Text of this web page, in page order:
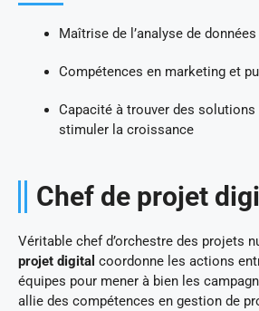
Maîtrise de l’analyse de données
Compétences en marketing et
Capacité à trouver des
stimuler la croissance
Chef de projet
Véritable chef d’orchestre des projets
projet digital coordonne les actions
équipes pour mener à bien les
allie des compétences en gestion de